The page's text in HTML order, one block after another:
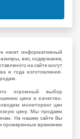
несет информативный
вес, содержание,
на сайте могут
и года изготовления.
огромный выбор
цена и качество.
мониторинг цен
цену. Мы продаем
На нашем сайте Вы
проверенные временем